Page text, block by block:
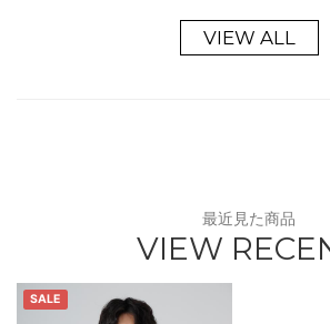
VIEW ALL
最近見た商品
VIEW
SALE